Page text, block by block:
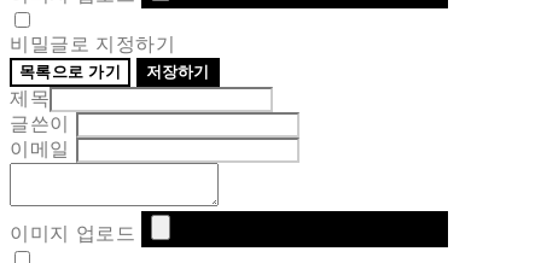
비밀글로 지정하기
목록으로 가기 저장하기
제목
글쓴이
이메일
이미지 업로드